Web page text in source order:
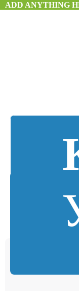
ADD ANYTHING